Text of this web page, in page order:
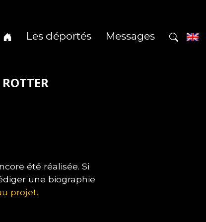
Les déportés Messages
été réalisée. Si
une biographie
projet.